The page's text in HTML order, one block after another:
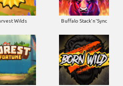
Wilds Buffalo Stack'n'Sync